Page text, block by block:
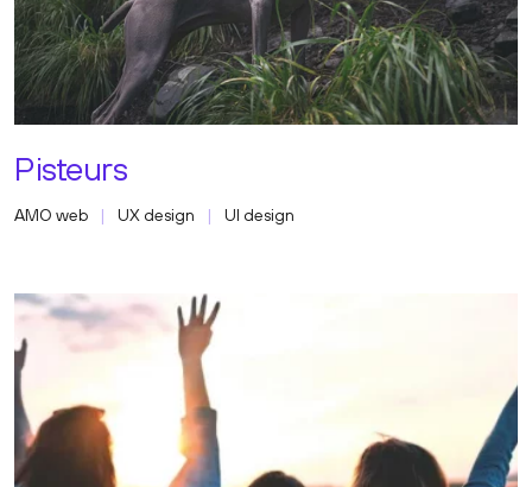
Pisteurs
AMO web UX design UI design